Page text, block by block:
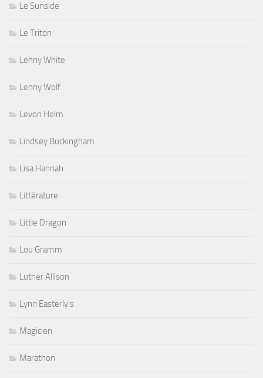
Le Sunside
Le Triton
Lenny White
Lenny Wolf
Levon Helm
Lindsey Buckingham
Lisa Hannah
Littérature
Little Dragon
Lou Gramm
Luther Allison
Lynn Easterly's
Magicien
Marathon